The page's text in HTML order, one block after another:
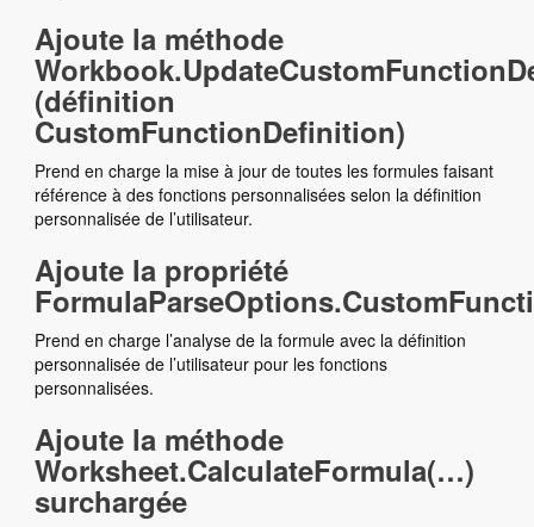
Ajoute la méthode
(définition
CustomFunctionDefinition)
Prend en charge la mise à jour de toutes les formules faisant
référence à des fonctions personnalisées selon la définition
personnalisée de l’utilisateur.
Ajoute la propriété
Prend en charge l’analyse de la formule avec la définition
personnalisée de l’utilisateur pour les fonctions
personnalisées.
Ajoute la méthode
Worksheet.CalculateFormula(…)
surchargée